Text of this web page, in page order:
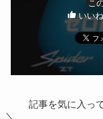
こ
いい
記事を気に入っ